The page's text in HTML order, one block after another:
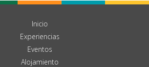
Inicio
Experiencias
Eventos
Alojamiento